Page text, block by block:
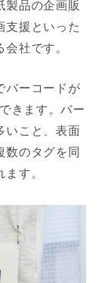
製品の企画販
支援といった
社です。
バーコードが
きます。バー
いこと、表面
数のタグを同
す。